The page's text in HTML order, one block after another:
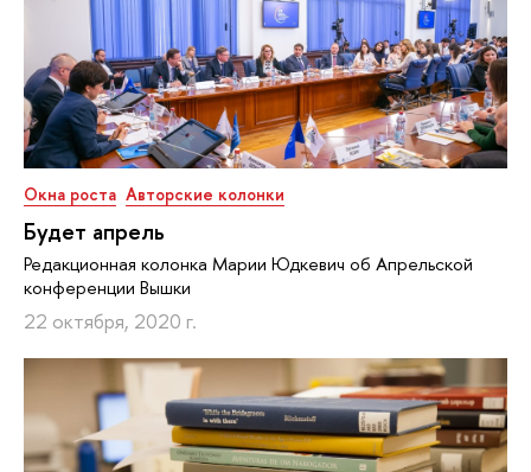
Окна роста Авторские колонки
Будет апрель
Редакционная колонка Марии Юдкевич об Апрельской
конференции Вышки
22 октября, 2020 г.